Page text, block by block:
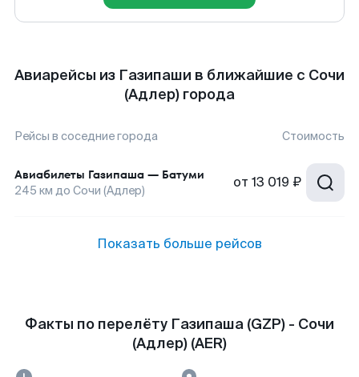
Авиарейсы из Газипаши в ближайшие с Сочи
(Адлер) города
Рейсы в соседние города Стоимость
Авиабилеты Газипаша — Батуми
245 км до Сочи (Адлер) от 13 019 ₽
Показать больше рейсов
Факты по перелёту Газипаша (GZP) - Сочи
(Адлер) (AER)